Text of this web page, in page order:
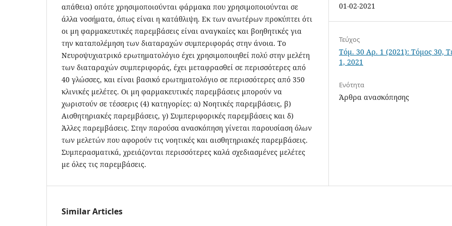
απάθεια) οπότε χρησιμοποιούνται φάρμακα που χρησιμοποιούνται σε
άλλα νοσήματα, όπως είναι η κατάθλιψη. Εκ των ανωτέρων προκύπτει ότι
οι μη φαρμακευτικές παρεμβάσεις είναι αναγκαίες και βοηθητικές για
την καταπολέμηση των διαταραχών συμπεριφοράς στην άνοια. Το
Νευροψυχιατρικό ερωτηματολόγιο έχει χρησιμοποιηθεί πολύ στην μελέτη
των διαταραχών συμπεριφοράς, έχει μεταφρασθεί σε περισσότερες από
40 γλώσσες, και είναι βασικό ερωτηματολόγιο σε περισσότερες από 350
κλινικές μελέτες. Οι μη φαρμακευτικές παρεμβάσεις μπορούν να
χωριστούν σε τέσσερις (4) κατηγορίες: α) Νοητικές παρεμβάσεις, β)
Αισθητηριακές παρεμβάσεις, γ) Συμπεριφορικές παρεμβάσεις και δ)
Άλλες παρεμβάσεις. Στην παρούσα ανασκόπηση γίνεται παρουσίαση όλων
των μελετών που αφορούν τις νοητικές και αισθητηριακές παρεμβάσεις.
Συμπερασματικά, χρειάζονται περισσότερες καλά σχεδιασμένες μελέτες
με όλες τις παρεμβάσεις.
01-02-2021
Τεύχος
Τόμ. 30 Αρ. 1 (2021): Τόμος 30,
1, 2021
Ενότητα
Άρθρα ανασκόπησης
Similar Articles